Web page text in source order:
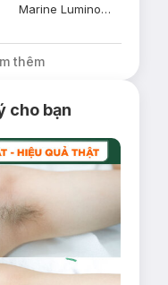
Marine Luminous Pearl Deep Moisture Mask
thêm
cho bạn